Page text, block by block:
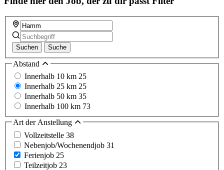
Suchen Suche
Abstand
Innerhalb 10 km 25
Innerhalb 25 km 25
Innerhalb 50 km 35
Innerhalb 100 km 73
Art der Anstellung
Vollzeitstelle 38
Nebenjob/Wochenendjob 31
Ferienjob 25
Teilzeitjob 23